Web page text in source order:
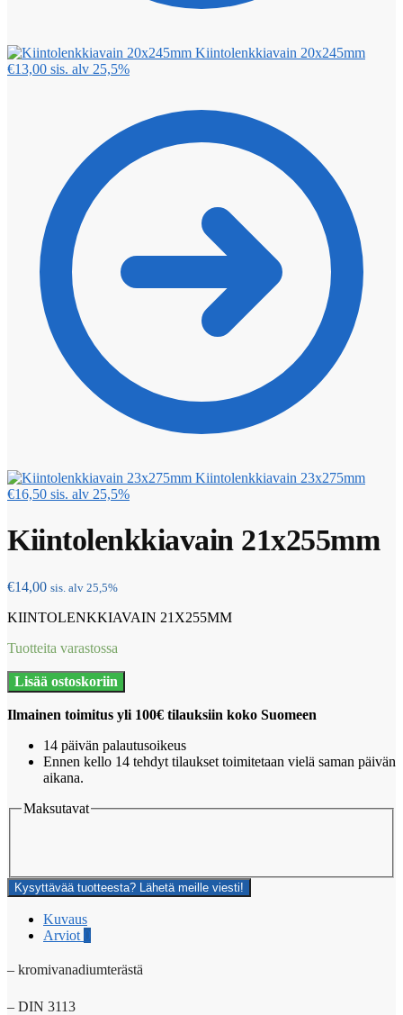
Kiintolenkkiavain 20x245mm
€13,00 sis. alv 25,5%
Kiintolenkkiavain 23x275mm
€16,50 sis. alv 25,5%
Kiintolenkkiavain 21x255mm
€14,00 sis. alv 25,5%
KIINTOLENKKIAVAIN 21X255MM
Tuotteita varastossa
Kiintolenkkiavain
21x255mm
määrä
Lisää ostoskoriin
Ilmainen toimitus yli 100€ tilauksiin koko Suomeen
14 päivän palautusoikeus
Ennen kello 14 tehdyt tilaukset toimitetaan vielä saman päivän
aikana.
Maksutavat
Kysyttävää tuotteesta? Lähetä meille viesti!
Kuvaus
Arviot 0
– kromivanadiumterästä
– DIN 3113